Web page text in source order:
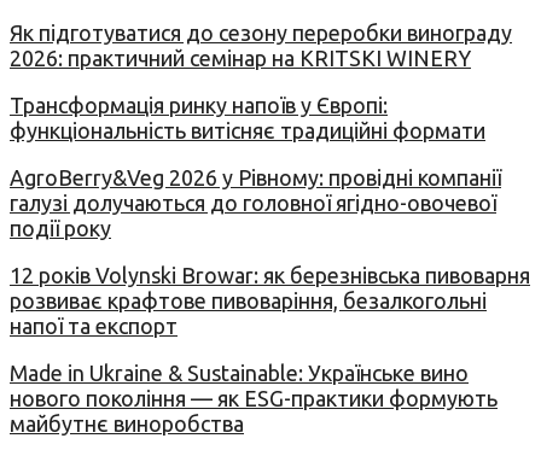
Як підготуватися до сезону переробки винограду
2026: практичний семінар на KRITSKI WINERY
Трансформація ринку напоїв у Європі:
функціональність витісняє традиційні формати
AgroBerry&Veg 2026 у Рівному: провідні компанії
галузі долучаються до головної ягідно-овочевої
події року
12 років Volynski Browar: як березнівська пивоварня
розвиває крафтове пивоваріння, безалкогольні
напої та експорт
Made in Ukraine & Sustainable: Українське вино
нового покоління — як ESG-практики формують
майбутнє виноробства